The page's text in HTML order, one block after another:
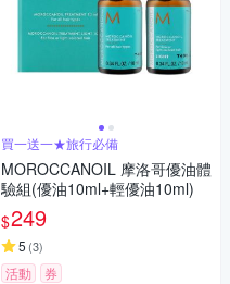
買一送一★旅行必備
MOROCCANOIL 摩洛哥優油體
驗組(優油10ml+輕優油10ml)
$249
5 (3)
活動 券